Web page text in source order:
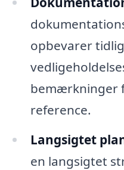
opbevarer
bemærkninger
reference.
Langsigtet
en langsigtet